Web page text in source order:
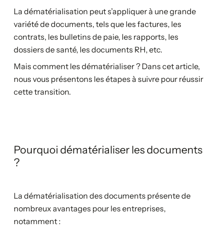
La dématérialisation peut s’appliquer à une grande
variété de documents, tels que les factures, les
contrats, les bulletins de paie, les rapports, les
dossiers de santé, les documents RH, etc.
Mais comment les dématérialiser ? Dans cet article,
nous vous présentons les étapes à suivre pour réussir
cette transition.
Pourquoi dématérialiser les documents
?
La dématérialisation des documents présente de
nombreux avantages pour les entreprises,
notamment :